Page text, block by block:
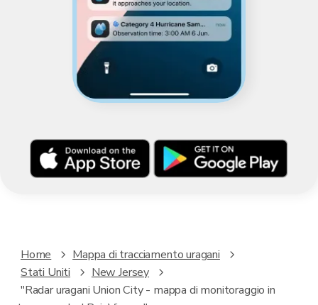
Home
Mappa di tracciamento uragani
Stati Uniti
New Jersey
"Radar uragani Union City - mappa di monitoraggio in